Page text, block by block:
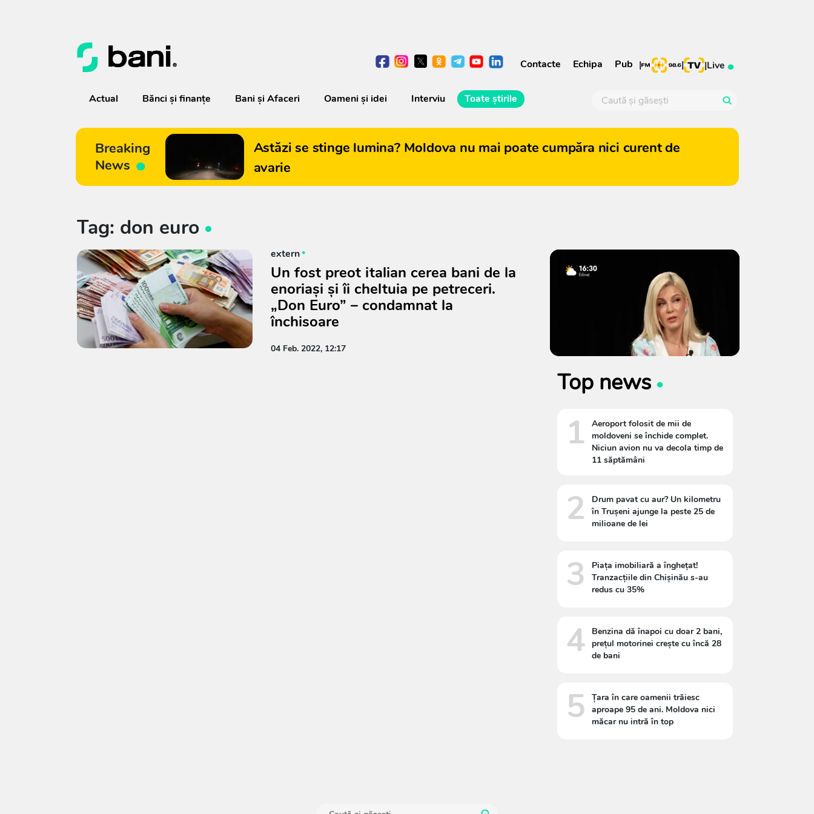
Contacte Echipa Pub | | |Live
Actual Bănci şi finanţe Bani și Afaceri Oameni şi idei Interviu Toate știrile
Breaking
News
Astăzi se stinge lumina? Moldova nu mai poate cumpăra nici curent de
avarie
Tag: don euro
extern
Un fost preot italian cerea bani de la
enoriași și îi cheltuia pe petreceri.
„Don Euro” – condamnat la
închisoare
04 Feb. 2022, 12:17
Top news
1
Aeroport folosit de mii de
moldoveni se închide complet.
Niciun avion nu va decola timp de
11 săptămâni
2
Drum pavat cu aur? Un kilometru
în Trușeni ajunge la peste 25 de
milioane de lei
3
Piața imobiliară a înghețat!
Tranzacțiile din Chișinău s-au
redus cu 35%
4
Benzina dă înapoi cu doar 2 bani,
prețul motorinei crește cu încă 28
de bani
5
Țara în care oamenii trăiesc
aproape 95 de ani. Moldova nici
măcar nu intră în top